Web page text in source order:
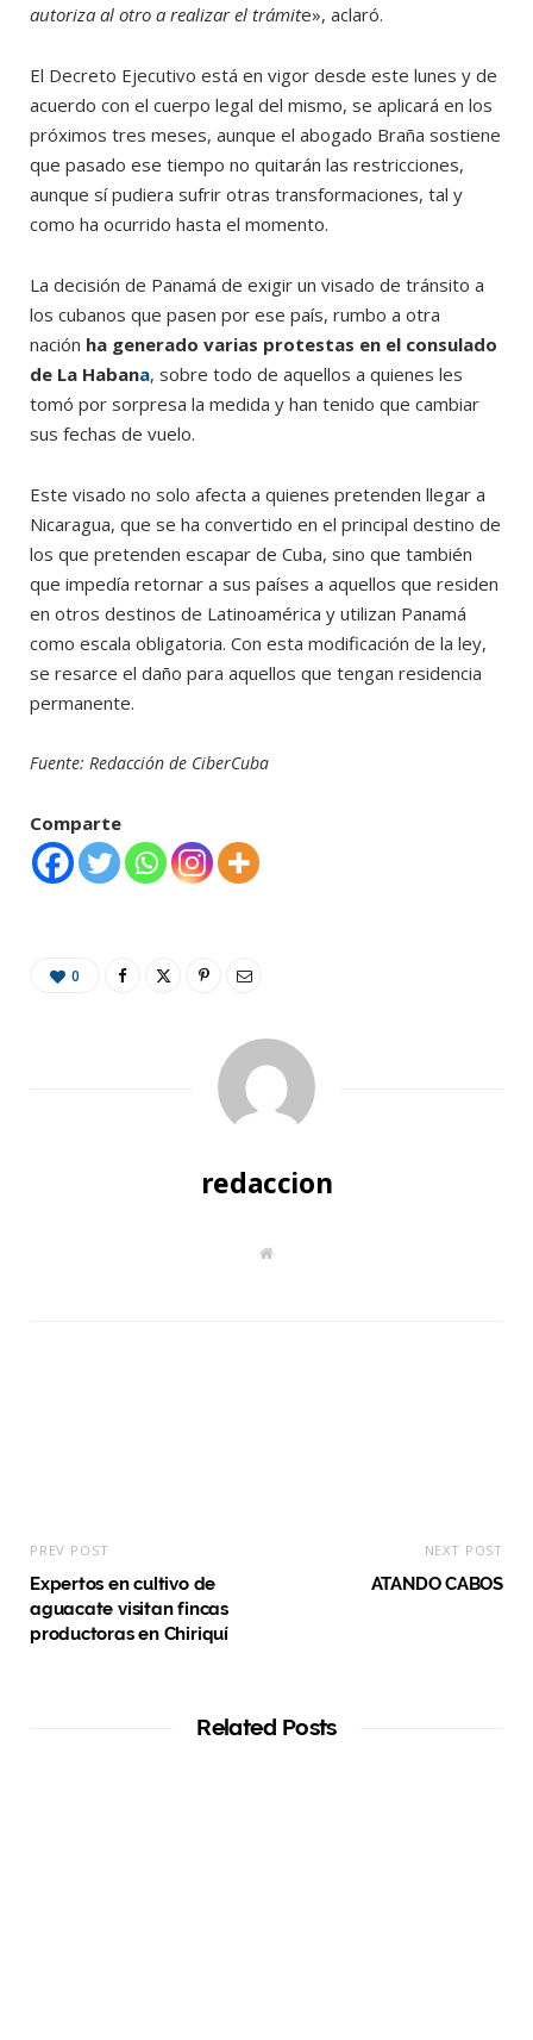
autoriza al otro a realizar el trámite», aclaró.
El Decreto Ejecutivo está en vigor desde este lunes y de
acuerdo con el cuerpo legal del mismo, se aplicará en los
próximos tres meses, aunque el abogado Braña sostiene
que pasado ese tiempo no quitarán las restricciones,
aunque sí pudiera sufrir otras transformaciones, tal y
como ha ocurrido hasta el momento.
La decisión de Panamá de exigir un visado de tránsito a
los cubanos que pasen por ese país, rumbo a otra
nación ha generado varias protestas en el consulado
de La Habana, sobre todo de aquellos a quienes les
tomó por sorpresa la medida y han tenido que cambiar
sus fechas de vuelo.
Este visado no solo afecta a quienes pretenden llegar a
Nicaragua, que se ha convertido en el principal destino de
los que pretenden escapar de Cuba, sino que también
que impedía retornar a sus países a aquellos que residen
en otros destinos de Latinoamérica y utilizan Panamá
como escala obligatoria. Con esta modificación de la ley,
se resarce el daño para aquellos que tengan residencia
permanente.
Fuente: Redacción de CiberCuba
Comparte
0
redaccion
W
PREV POST
Expertos en cultivo de
aguacate visitan fincas
productoras en Chiriquí
NEXT POST
ATANDO CABOS
Related Posts